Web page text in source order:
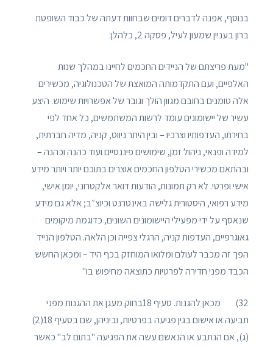
בנוסף, אפנה לדברים דומים שבחוות דעתה של כבוד השופטת
ברון בעניין שמעון לעיל, פסקה 2, כלהלן:
"מעת פריצתם של הניידים החכמים לחיינו במהלך שנות
האלפיים, ועם התקדמותה המואצת של הטכנולוגיה, מכשירים
אלה טומנים בחובם מגוון הולך וגובר של אפשרויות שימוש. היצע
עשיר של יישומונים עומד לרשות המשתמשים, כל אחד לפי
בחירתו, העדפותיו וצרכיו – ובין היתר ניווט, קניה, מדיה חברתית,
למידה ופנאי, ניהול זמן, שימושים פיננסיים ועוד כהנה וכהנה –
ובהתאם מכשירי הטלפון החכמים אוצרים בתוכם יותר ויותר מידע
אישי ופרטי. לא רק תמונות, הודעות דואר אלקטרוני, יומן אישי,
מידע רפואי, היסטורית גלישה באינטרנט וכיוצ״ב; אלא גם מידע
שנאסף על ידי מפעילי היישומונים השונים, כדוגמת מיקומים
גאוגרפיים, העדפות קניה, הרגלי צפייה וכן הלאה. הטלפון הנייד
הפך זה מכבר לעולם ומלואו המוחזק בכף היד – ומכאן החשש
הכבד מפני חדירה לפרטיות כתוצאה מחיפוש בו"
32) מכאן להגנות. סעיף 18בחוק מעגן את ההגנות מפני
תביעה או אישום בגין פגיעה בפרטיות, וביניהן, שם בסעיף 18(2)
(ג), אם הנתבע או הנאשם עשה את הפגיעה "בתום לב" כאשר